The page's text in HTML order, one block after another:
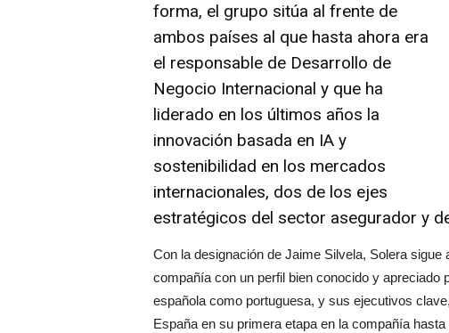
forma, el grupo sitúa al frente de
ambos países al que hasta ahora era
el responsable de Desarrollo de
Negocio Internacional y que ha
liderado en los últimos años la
innovación basada en IA y
sostenibilidad en los mercados
internacionales, dos de los ejes
estratégicos del sector asegurador y
Con la designación de Jaime Silvela, Solera sigue
compañía con un perfil bien conocido y apreciado
española como portuguesa, y sus ejecutivos
España en su primera etapa en la compañía hasta